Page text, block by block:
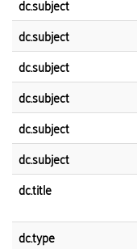
dc.subject
dc.subject
dc.subject
dc.subject
dc.subject
dc.subject
dc.title
dc.type